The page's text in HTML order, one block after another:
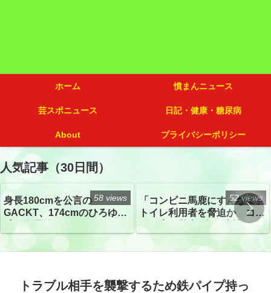
ホーム 憤まんニュース
芸スポニュース 日記・健康・糖尿病
About プライバシーポリシー
人気記事（30日間）
身長180cmを公言の
GACKT、174cmのひろゆき
トざわつき イベントでの写
真が話題
58 views
「コンビニ馬鹿にすんなよ」
トイレ利用者を脅迫か コン
52 views
トラブル相手を襲撃するため鉄パイプ持っ